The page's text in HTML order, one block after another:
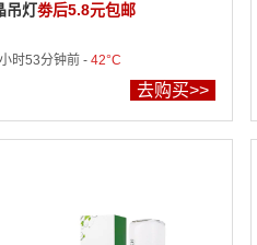
吊灯劵后5.8元包邮
时53分钟前 - 42°C
去购买>>